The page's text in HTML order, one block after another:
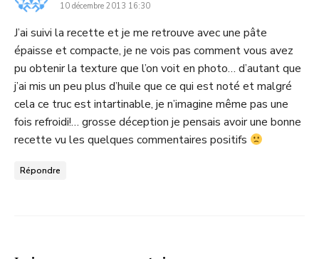
:
10 décembre 2013 16:30
J’ai suivi la recette et je me retrouve avec une pâte
épaisse et compacte, je ne vois pas comment vous avez
pu obtenir la texture que l’on voit en photo… d’autant que
j’ai mis un peu plus d’huile que ce qui est noté et malgré
cela ce truc est intartinable, je n’imagine même pas une
fois refroidi!… grosse déception je pensais avoir une bonne
recette vu les quelques commentaires positifs
Répondre